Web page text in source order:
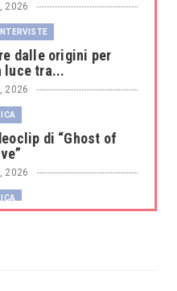
2026
dalle origini per
luce tra...
2026
di “Ghost of
2026